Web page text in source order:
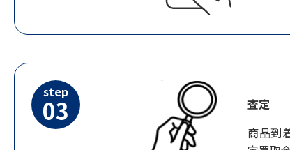
step
03
査定
商品到